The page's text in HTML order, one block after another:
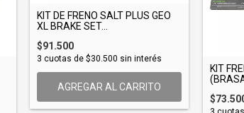
KIT DE FRENO SALT PLUS GEO
XL BRAKE SET...
$91.500
3 cuotas de $30.500 sin interés
AGREGAR AL CARRITO
KIT